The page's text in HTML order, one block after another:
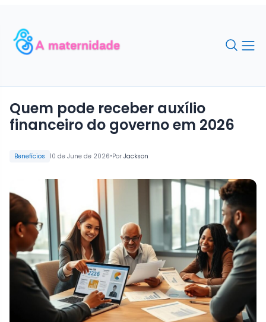
Benefícios 10 de June de 2026•Por Jackson
Quem pode receber auxílio
financeiro do governo em 2026